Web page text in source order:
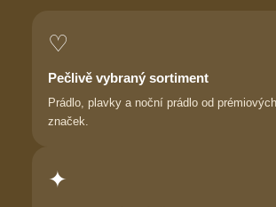
♡
Pečlivě vybraný sortiment
Prádlo, plavky a noční prádlo od
značek.
✦